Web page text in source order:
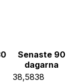
Senaste 90
dagarna
38,5838